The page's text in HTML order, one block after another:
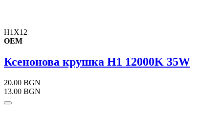
H1X12
OEM
Ксенонова крушка Н1 12000K 35W
20.00 BGN
13.00 BGN